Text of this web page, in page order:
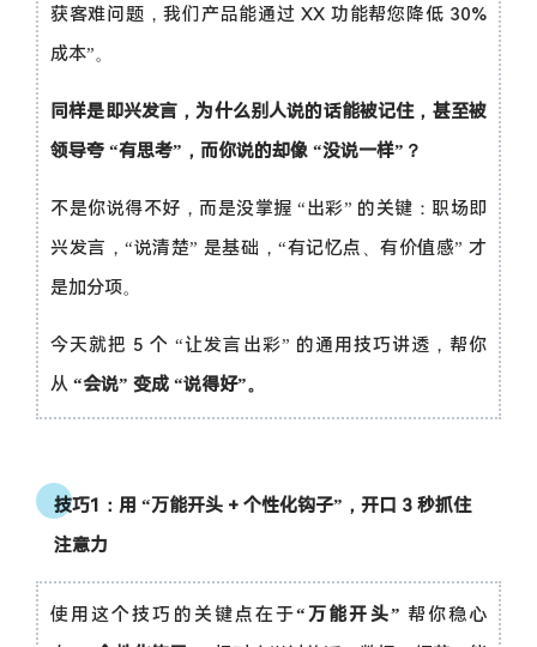
获客难问题，我们产品能通过 XX 功能帮您降低 30%
成本”。
同样是即兴发言，为什么别人说的话能被记住，甚至被
领导夸 “有思考”，而你说的却像 “没说一样”？
不是你说得不好，而是没掌握 “出彩” 的关键：职场即
兴发言，“说清楚” 是基础，“有记忆点、有价值感” 才
是加分项。
今天就把 5 个 “让发言出彩” 的通用技巧讲透，帮你
从 “会说” 变成 “说得好”。
技巧1：用 “万能开头 + 个性化钩子”，开口 3 秒抓住
注意力
使用这个技巧的关键点在于“万能开头” 帮你稳心